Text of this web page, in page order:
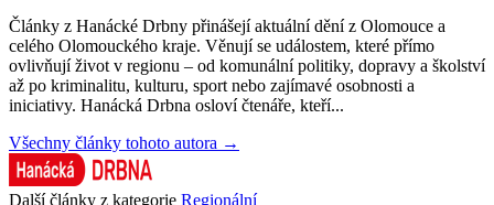
Články z Hanácké Drbny přinášejí aktuální dění z Olomouce a
celého Olomouckého kraje. Věnují se událostem, které přímo
ovlivňují život v regionu – od komunální politiky, dopravy a školství
až po kriminalitu, kulturu, sport nebo zajímavé osobnosti a
iniciativy. Hanácká Drbna osloví čtenáře, kteří...
Všechny články tohoto autora →
Další články z kategorie Regionální